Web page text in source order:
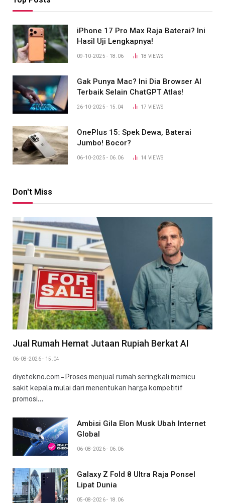
iPhone 17 Pro Max Raja Baterai? Ini
Hasil Uji Lengkapnya!
09-10-2025 - 18.06 18 VIEWS
Gak Punya Mac? Ini Dia Browser AI
Terbaik Selain ChatGPT Atlas!
26-10-2025 - 15.04 17 VIEWS
OnePlus 15: Spek Dewa, Baterai
Jumbo! Bocor?
06-10-2025 - 06.06 14 VIEWS
Don't Miss
Jual Rumah Hemat Jutaan Rupiah Berkat AI
06-08-2026 - 15.04
diyetekno.com – Proses menjual rumah seringkali memicu
sakit kepala mulai dari menentukan harga kompetitif
promosi…
Ambisi Gila Elon Musk Ubah Internet
Global
06-08-2026 - 06.06
Galaxy Z Fold 8 Ultra Raja Ponsel
Lipat Dunia
05-08-2026 - 18.06